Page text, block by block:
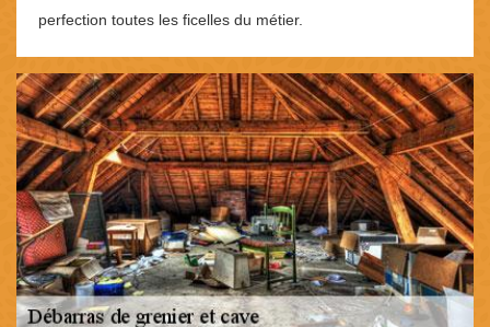
perfection toutes les ficelles du métier.